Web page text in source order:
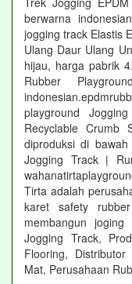
berwarna
jogging track Elastis
Ulang Daur Ulang
hijau, harga pabrik
Rubber
playground
Recyclable Crumb
diproduksi di
Jogging Track |
Tirta adalah
karet safety
membangun
Jogging Track,
Flooring,
Mat, Perusahaan